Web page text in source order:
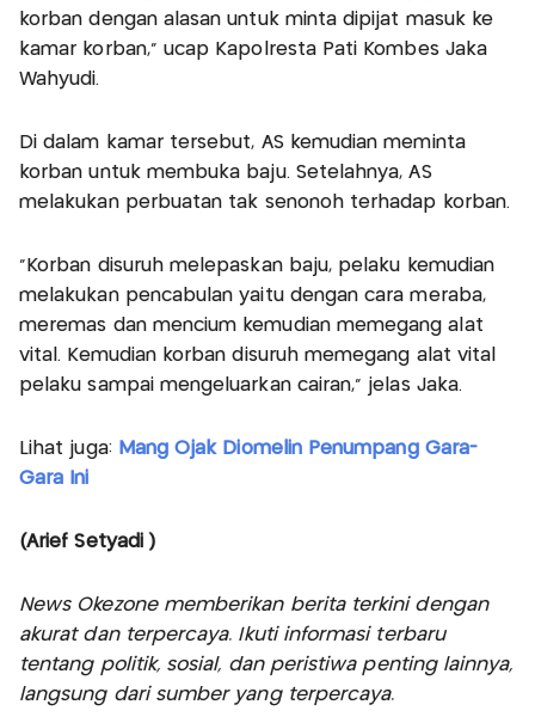
korban dengan alasan untuk minta dipijat masuk ke
kamar korban," ucap Kapolresta Pati Kombes Jaka
Wahyudi.
Di dalam kamar tersebut, AS kemudian meminta
korban untuk membuka baju. Setelahnya, AS
melakukan perbuatan tak senonoh terhadap korban.
"Korban disuruh melepaskan baju, pelaku kemudian
melakukan pencabulan yaitu dengan cara meraba,
meremas dan mencium kemudian memegang alat
vital. Kemudian korban disuruh memegang alat vital
pelaku sampai mengeluarkan cairan," jelas Jaka.
Lihat juga: Mang Ojak Diomelin Penumpang Gara-
Gara Ini
(Arief Setyadi )
News Okezone memberikan berita terkini dengan
akurat dan terpercaya. Ikuti informasi terbaru
tentang politik, sosial, dan peristiwa penting lainnya,
langsung dari sumber yang terpercaya.